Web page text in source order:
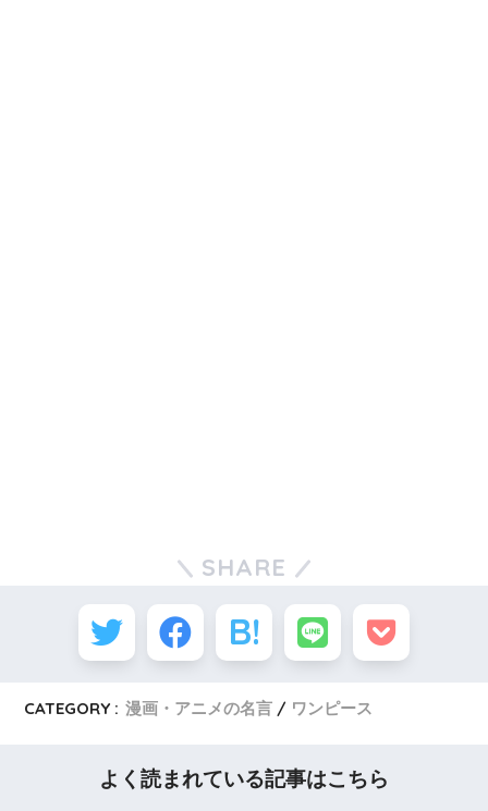
SHARE
CATEGORY : 漫画・アニメの名言 ワンピース
よく読まれている記事はこちら